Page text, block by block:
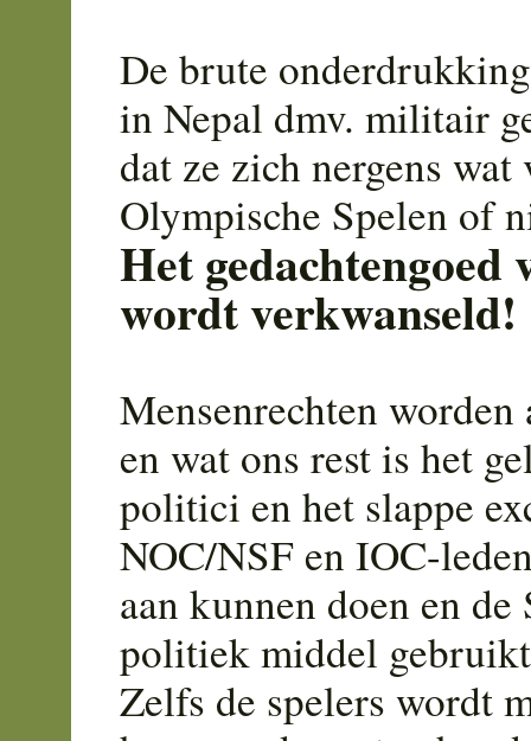
De brute
in Nepal dmv. militair
dat ze zich nergens wat
Olympische Spelen of
Het gedachtengoed
wordt verkwanseld!
Mensenrechten worden
en wat ons rest is het
politici en het slappe
NOC/NSF en IOC-
aan kunnen doen en
politiek middel
Zelfs de spelers wordt